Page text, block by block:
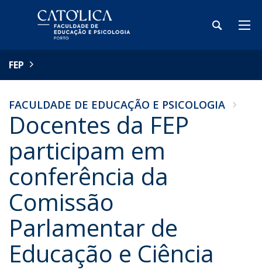
FEP
FACULDADE DE EDUCAÇÃO E PSICOLOGIA
Docentes da FEP
participam em
conferência da
Comissão
Parlamentar de
Educação e Ciência